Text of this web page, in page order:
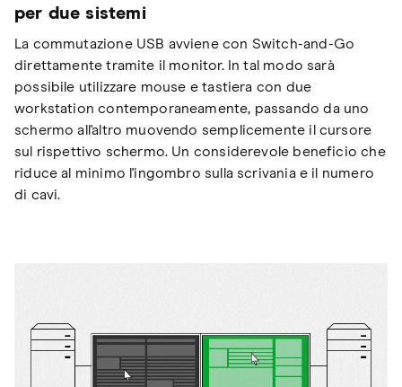
per due sistemi
La commutazione USB avviene con Switch-and-Go
direttamente tramite il monitor. In tal modo sarà
possibile utilizzare mouse e tastiera con due
workstation contemporaneamente, passando da uno
schermo all'altro muovendo semplicemente il cursore
sul rispettivo schermo. Un considerevole beneficio che
riduce al minimo l'ingombro sulla scrivania e il numero
di cavi.